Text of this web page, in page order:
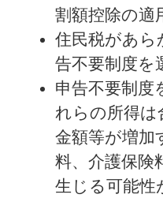
割額控除の適
住民税があら
告不要制度を
申告不要制度
れらの所得は
金額等が増加
料、介護保険
生じる可能性